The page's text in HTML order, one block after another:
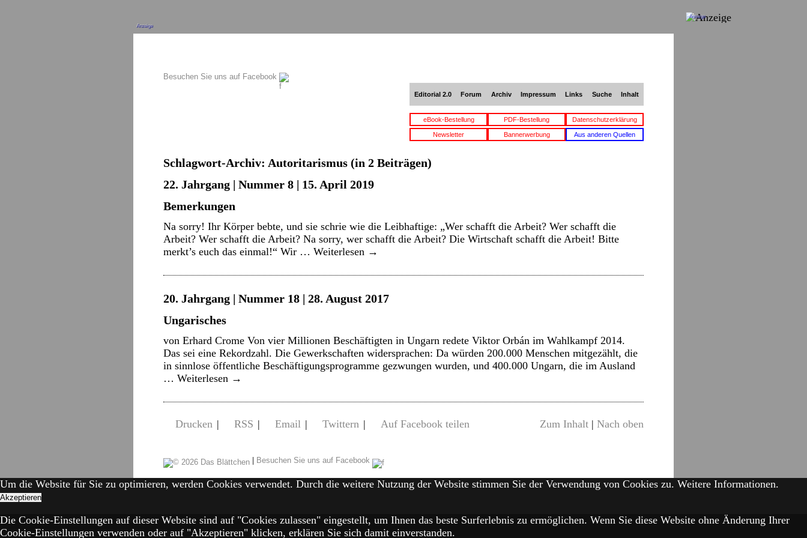
Anzeige
Besuchen Sie uns auf Facebook
Editorial 2.0 Forum Archiv Impressum Links Suche Inhalt
eBook-Bestellung PDF-Bestellung Datenschutzerklärung
Newsletter Bannerwerbung Aus anderen Quellen
Schlagwort-Archiv: Autoritarismus (in 2 Beiträgen)
22. Jahrgang | Nummer 8 | 15. April 2019
Bemerkungen
Na sorry! Ihr Körper bebte, und sie schrie wie die Leibhaftige: „Wer schafft die Arbeit? Wer schafft die
Arbeit? Wer schafft die Arbeit? Na sorry, wer schafft die Arbeit? Die Wirtschaft schafft die Arbeit! Bitte
merkt’s euch das einmal!“ Wir … Weiterlesen →
20. Jahrgang | Nummer 18 | 28. August 2017
Ungarisches
von Erhard Crome Von vier Millionen Beschäftigten in Ungarn redete Viktor Orbán im Wahlkampf 2014.
Das sei eine Rekordzahl. Die Gewerkschaften widersprachen: Da würden 200.000 Menschen mitgezählt, die
in sinnlose öffentliche Beschäftigungsprogramme gezwungen wurden, und 400.000 Ungarn, die im Ausland
… Weiterlesen →
Drucken | RSS | Email | Twittern | Auf Facebook teilen Zum Inhalt | Nach oben
| Besuchen Sie uns auf Facebook
Anzeige
Um die Website für Sie zu optimieren, werden Cookies verwendet. Durch die weitere Nutzung der Website stimmen Sie der Verwendung von Cookies zu. Weitere Informationen.
Akzeptieren
Die Cookie-Einstellungen auf dieser Website sind auf "Cookies zulassen" eingestellt, um Ihnen das beste Surferlebnis zu ermöglichen. Wenn Sie diese Website ohne Änderung Ihrer
Cookie-Einstellungen verwenden oder auf "Akzeptieren" klicken, erklären Sie sich damit einverstanden.